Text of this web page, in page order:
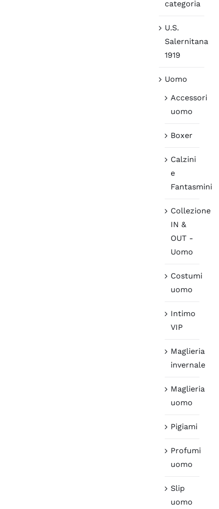
categoria
U.S.
Salernitana
1919
Uomo
Accessori
uomo
Boxer
Calzini
e
Fantasmini
Collezione
IN &
OUT -
Uomo
Costumi
uomo
Intimo
VIP
Maglieria
invernale
Maglieria
uomo
Pigiami
Profumi
uomo
Slip
uomo